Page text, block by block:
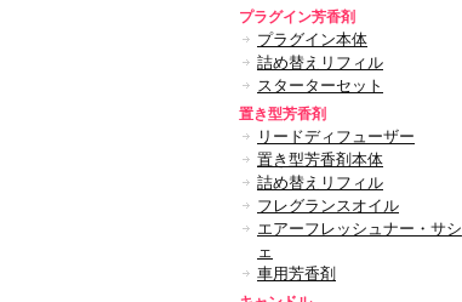
プラグイン芳香剤
プラグイン本体
詰め替えリフィル
スターターセット
置き型芳香剤
リードディフューザー
置き型芳香剤本体
詰め替えリフィル
フレグランスオイル
エアーフレッシュナー・サシ
ェ
車用芳香剤